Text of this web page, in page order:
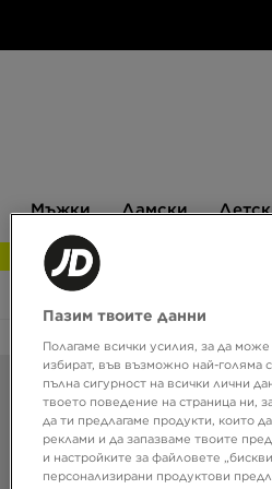
Мъжки Дамски
Пазим твоите данни
Полагаме всички усилия, за да
избират, във възможно най-голяма
пълна сигурност на всички лични
твоето поведение на страница ни,
да ти предлагаме продукти, които
реклами и да запазваме твоите
и настройките за файловете
персонализирани продуктови